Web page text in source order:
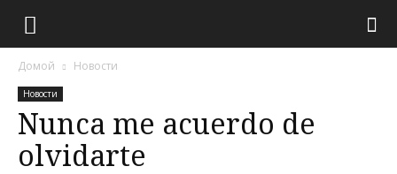
Домой Новости
Новости
Nunca me acuerdo de
olvidarte